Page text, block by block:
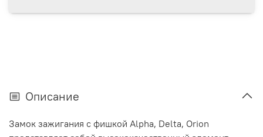
Описание
Замок зажигания с фишкой Alpha, Delta, Orion